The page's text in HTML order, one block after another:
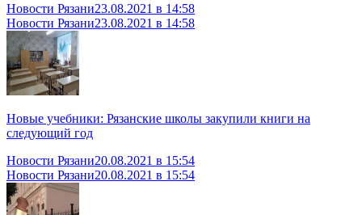
Новости Рязани23.08.2021 в 14:58
Новости Рязани23.08.2021 в 14:58
Новые учебники: Рязанские школы закупили книги на
следующий год
Новости Рязани20.08.2021 в 15:54
Новости Рязани20.08.2021 в 15:54